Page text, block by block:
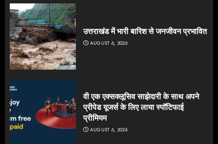
उत्तराखंड में भारी बारिश से जनजीवन प्रभावित
AUGUST 6, 2026
वी एक एक्सक्लूसिव साझेदारी के साथ अपने
प्रीपेड यूजर्स के लिए लाया स्पॉटिफाई
प्रीमियम
AUGUST 6, 2026